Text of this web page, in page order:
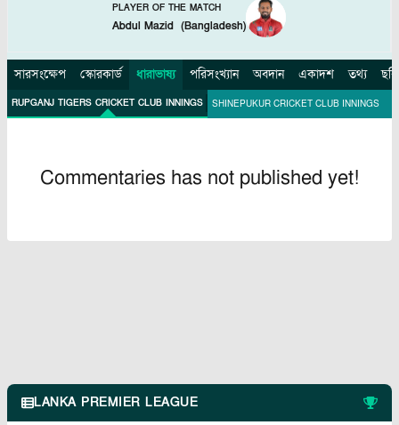
PLAYER OF THE MATCH
Abdul Mazid (Bangladesh)
সারসংক্ষেপ স্কোরকার্ড ধারাভাষ্য পরিসংখ্যান অবদান একাদশ তথ্য
RUPGANJ TIGERS CRICKET CLUB INNINGS SHINEPUKUR CRICKET CLUB INNINGS
Commentaries has not published yet!
LANKA PREMIER LEAGUE